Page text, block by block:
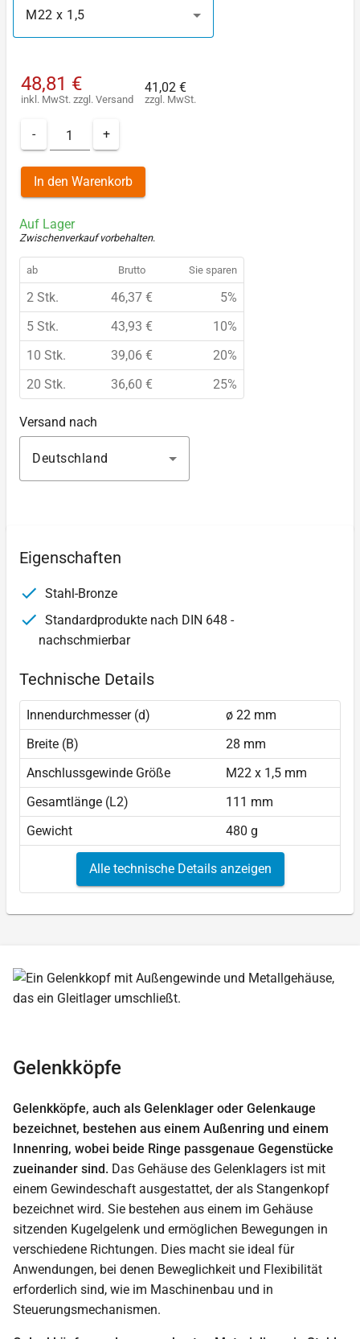
M22 x 1,5
48,81 €
inkl. MwSt. zzgl. Versand
41,02 €
zzgl. MwSt.
- +
In den Warenkorb
Auf Lager
Zwischenverkauf vorbehalten.
ab Brutto Sie sparen
2 Stk. 46,37 €
5%
5 Stk.
43,93 €
10%
10 Stk.
39,06 €
20%
20 Stk.
36,60 € 25%
Versand nach
Deutschland
Eigenschaften
Stahl-Bronze
Standardprodukte nach DIN 648 -
nachschmierbar
Technische Details
Innendurchmesser (d)
ø 22 mm
Breite (B)
28 mm
Anschlussgewinde Größe
M22 x 1,5 mm
Gesamtlänge (L2)
111 mm
Gewicht
480 g
Alle technische Details anzeigen
Gelenkköpfe
Gelenkköpfe, auch als Gelenklager oder Gelenkauge
bezeichnet, bestehen aus einem Außenring und einem
Innenring, wobei beide Ringe passgenaue Gegenstücke
zueinander sind. Das Gehäuse des Gelenklagers ist mit
einem Gewindeschaft ausgestattet, der als Stangenkopf
bezeichnet wird. Sie bestehen aus einem im Gehäuse
sitzenden Kugelgelenk und ermöglichen Bewegungen in
verschiedene Richtungen. Dies macht sie ideal für
Anwendungen, bei denen Beweglichkeit und Flexibilität
erforderlich sind, wie im Maschinenbau und in
Steuerungsmechanismen.